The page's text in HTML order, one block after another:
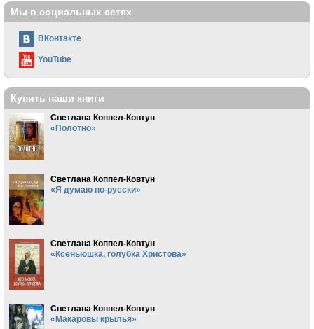
Мы в социальных сетях
ВКонтакте
YouTube
Купить наши книги
Светлана Коппел-Ковтун
«Полотно»
Светлана Коппел-Ковтун
«Я думаю по-русски»
Светлана Коппел-Ковтун
«Ксеньюшка, голубка Христова»
Светлана Коппел-Ковтун
«Макаровы крылья»